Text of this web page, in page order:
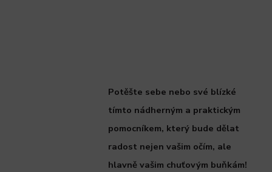
Potěšte sebe nebo své blízké
tímto nádherným a praktickým
pomocníkem, který bude dělat
radost nejen vašim očím, ale
hlavně vašim chuťovým buňkám!